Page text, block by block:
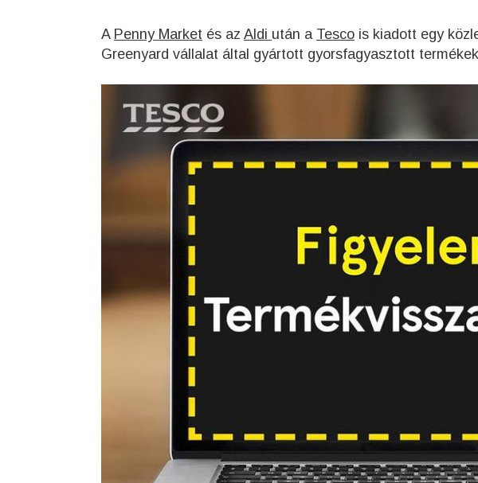
A Penny Market és az Aldi után a Tesco is kiadott egy
Greenyard vállalat által gyártott gyorsfagyasztott